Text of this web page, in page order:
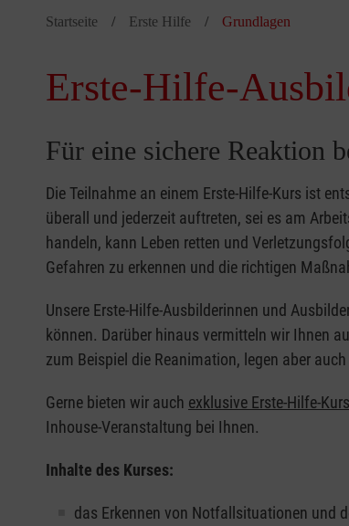
Startseite Erste Hilfe Grundlagen
Erste-Hilfe-
Für eine sichere Reaktion
Die Teilnahme an einem Erste-Hilfe-Kurs ist
überall und jederzeit auftreten, sei es am
handeln, kann Leben retten und
Gefahren zu erkennen und die richtigen
Unsere Erste-Hilfe-Ausbilderinnen und
können. Darüber hinaus vermitteln wir Ihnen
zum Beispiel die Reanimation, legen aber
Gerne bieten wir auch exklusive Erste-Hilfe-
Inhouse-Veranstaltung bei Ihnen.
Inhalte des Kurses:
das Erkennen von Notfallsituationen und